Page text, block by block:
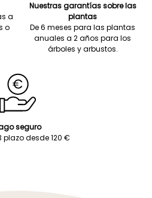
a
o
Nuestras garantías sobre las
plantas
De 6 meses para las plantas
anuales a 2 años para los
árboles y arbustos.
seguro
plazo desde 120 €